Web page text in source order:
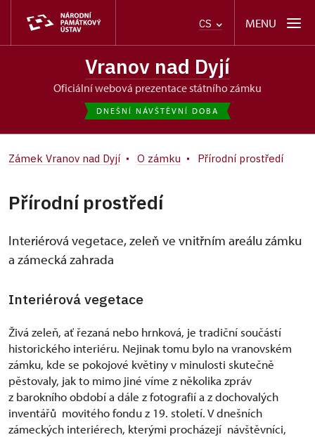
CS MENU
Vranov nad Dyjí
oficiální webová prezentace státního zámku
DNEŠNÍ NÁVŠTĚVNÍ DOBA
Zámek Vranov nad Dyjí O zámku Přírodní prostředí
Přírodní prostředí
Interiérová vegetace, zeleň ve vnitřním areálu zámku
a zámecká zahrada
Interiérová vegetace
Živá zeleň, ať řezaná nebo hrnková, je tradiční součástí
historického interiéru. Nejinak tomu bylo na vranovském
zámku, kde se pokojové květiny v minulosti skutečně
pěstovaly, jak to mimo jiné víme z několika zpráv
z barokního období a dále z fotografií a z dochovalých
inventářů movitého fondu z 19. století. V dnešních
zámeckých interiérech, kterými procházejí návštěvníci,